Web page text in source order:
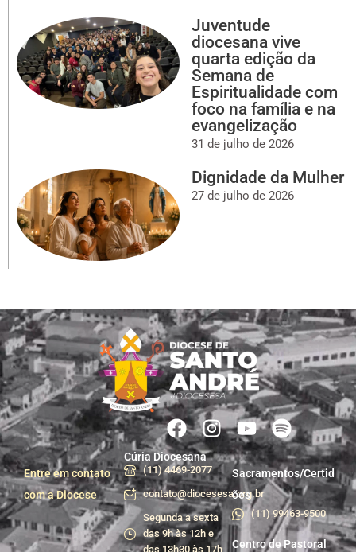
Juventude
diocesana vive
quarta edição da
Semana de
Espiritualidade com
foco na família e na
evangelização
31 de julho de 2026
Dignidade da Mulher
27 de julho de 2026
Entre em contato
com a Diocese
Cúria Diocesana
(11) 4469-2077
contato@diocesesa.org.br
Segunda a sexta
das 9h às 12h e
das 13h30 às 17h
Sacramentos/Certid
ões
(11) 99463-9500
Centro de Pastoral